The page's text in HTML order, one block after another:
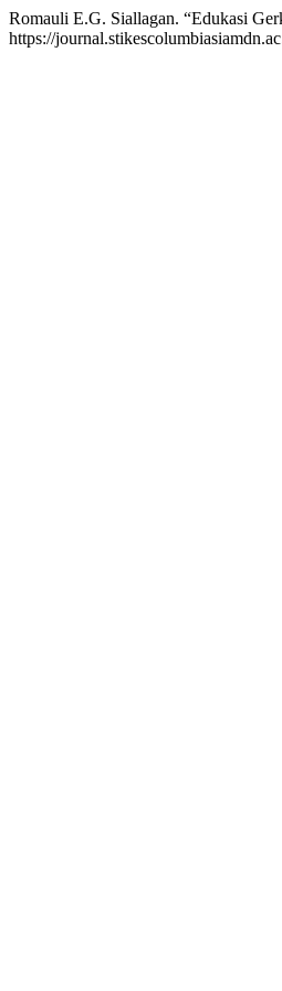
Romauli E.G. Siallagan. “Edukasi
https://